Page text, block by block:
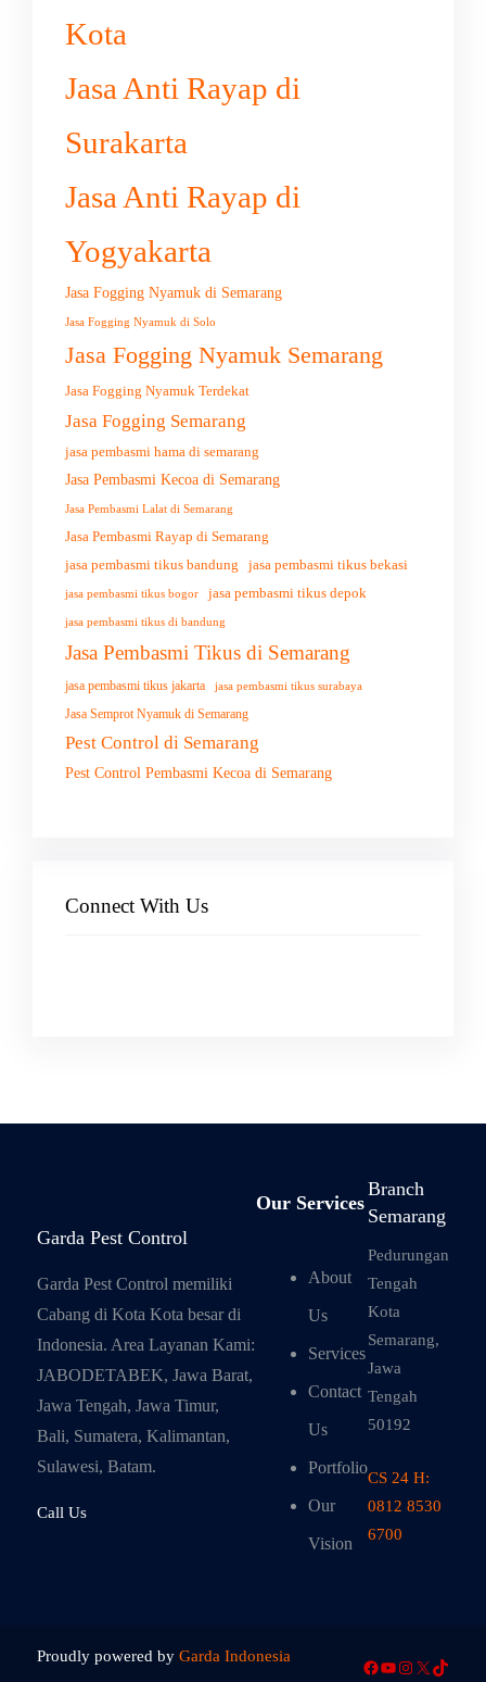
Kota
Jasa Anti Rayap di
Surakarta
Jasa Anti Rayap di
Yogyakarta
Jasa Fogging Nyamuk di Semarang
Jasa Fogging Nyamuk di Solo
Jasa Fogging Nyamuk Semarang
Jasa Fogging Nyamuk Terdekat
Jasa Fogging Semarang
jasa pembasmi hama di semarang
Jasa Pembasmi Kecoa di Semarang
Jasa Pembasmi Lalat di Semarang
Jasa Pembasmi Rayap di Semarang
jasa pembasmi tikus bandung jasa pembasmi tikus bekasi
jasa pembasmi tikus bogor jasa pembasmi tikus depok
jasa pembasmi tikus di bandung
Jasa Pembasmi Tikus di Semarang
jasa pembasmi tikus jakarta jasa pembasmi tikus surabaya
Jasa Semprot Nyamuk di Semarang
Pest Control di Semarang
Pest Control Pembasmi Kecoa di Semarang
Connect With Us
Garda Pest Control
Garda Pest Control memiliki
Cabang di Kota Kota besar di
Indonesia. Area Layanan Kami:
JABODETABEK, Jawa Barat,
Jawa Tengah, Jawa Timur,
Bali, Sumatera, Kalimantan,
Sulawesi, Batam.
Call Us
Our Services
About
Us
Services
Contact
Us
Portfolio
Our
Vision
Branch
Semarang
Pedurungan
Tengah
Kota
Semarang,
Jawa
Tengah
50192
CS 24 H:
0812 8530
6700
Proudly powered byGarda Indonesia
Facebook
YouTube
Instagram
X TikTok